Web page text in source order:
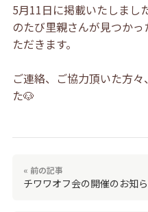
5月11日に掲載いたしまし
のたび里親さんが見つか
ただきます。
ご連絡、ご協力頂いた方
た🐶
« 前の記事
チワワオフ会の開催のお知